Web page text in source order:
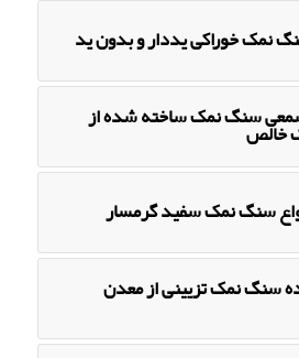
نمک خوراکی یددار و بدون ید
سنگ نمک ساخته شده از
خالص
سنگ نمک سفید گرمسار
سنگ نمک تزیینی از معدن